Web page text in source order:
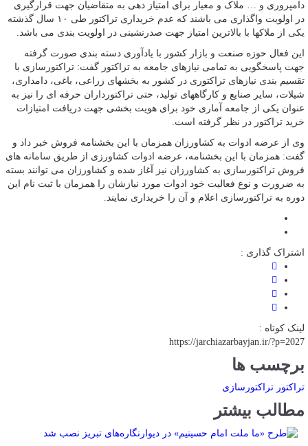
دامپروری و … ملاک و معیار برای امتیاز دهی به متقاضیان جهت قرارگیری
در اولویت واگذاری می باشند که عدم خریداری تراکتور طی ۱۰ سال گذشته
یکی از ملاکها با بالاترین امتیاز جهت صدرنشینی در اولویت بندی می باشد.
این فعال حوزه صنعت و بازار کشور با یادآوری دسته بندی صورت گرفته
جهت پاسخگویی به تمامی نیازهای جامعه به تراکتور گفت: تراکتورسازی با
تقسیم بندی نیازهای تراکتوری در کشور به بخشهای زراعی، باغی، دامداری،
شیلات، سایر صنایع و کارگاههای تولید، حتی تراکتورداران حرفه ای را نیز به
عنوان یکی از جامعه آماری خود برای هویت بخشی جهت دریافت امتیازات
خرید تراکتور در نظر گرفته است.
وی از عرضه ادوات به کشاورزان همزمان با این بخشنامه فروش خبر داد و
گفت: همزمان با این بخشنامه، عرضه ادوات کشاورزی از طریق سامانه های
فروش تراکتورسازی به کشاورزان نیز آغاز شده و کشاورزان می توانند بسته
به ضرورت و نوع فعالیت خود ادوات مورد نیازشان را همزمان با ثبت نام این
دوره به تراکتورسازی اعلام و آن را خریداری نمایند.
اشتراک گذاری :
لینک کوتاه :
https://jarchiazarbayjan.ir/?p=2027
برچسب ها
تراکتور تراکتورسازی
مطالب بیشتر